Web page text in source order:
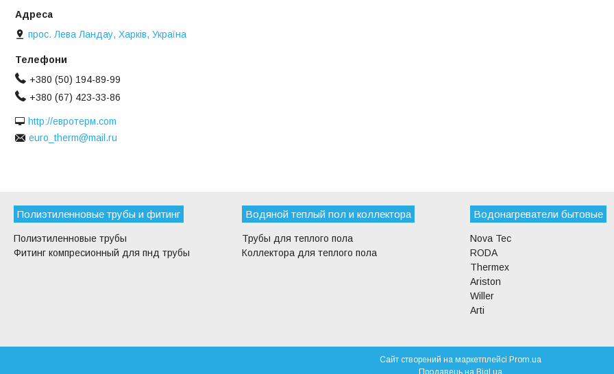
прос. Лева Ландау, Харків, Україна
+380 (50) 194-89-99
+380 (67) 423-33-86
http://евротерм.com
euro_therm@mail.ru
Полиэтиленновые трубы и фитинг
Полиэтиленновые трубы
Фитинг компресионный для пнд трубы
Водяной теплый пол и коллектора
Трубы для теплого пола
Коллектора для теплого пола
Водонагреватели бытовые
Nova Tec
RODA
Thermex
Ariston
Willer
Arti
Сайт створений на маркетплейсі Prom.ua
Продавець на Bigl.ua